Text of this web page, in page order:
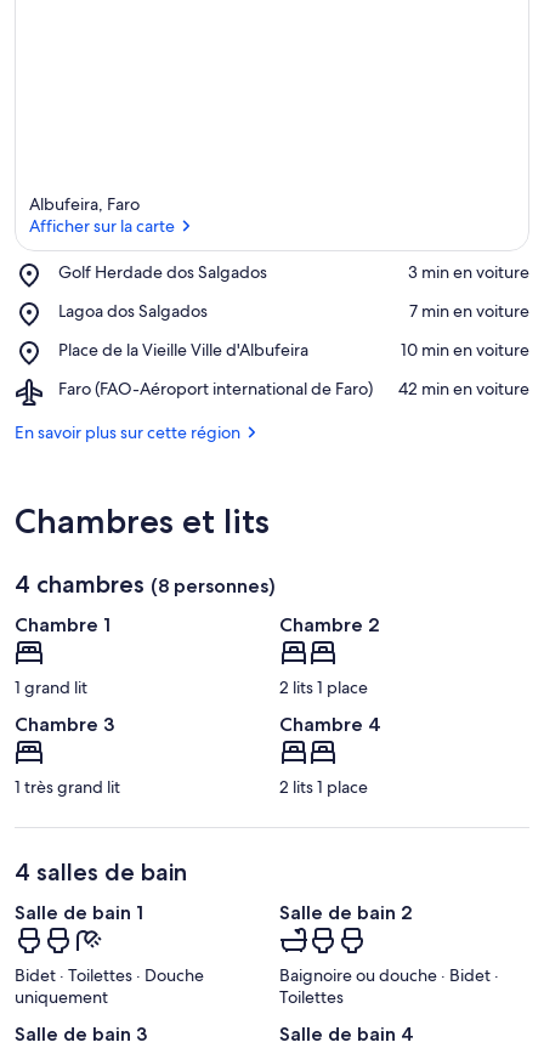
Albufeira, Faro
Afficher sur la carte
Golf Herdade dos Salgados
Place,
Herdade
Salgados
‪3 min en voiture‬
Lagoa dos Salgados
Place,
dos
‪7 min en voiture‬
Place de la Vieille Ville d'Albufeira
Place,
de
Vieille
‪10 min en voiture‬
Faro (FAO-Aéroport international de Faro)
Airport,
(FAO-
Faro)
‪42 min en voiture‬
En savoir plus sur cette région
Chambres et lits
4 chambres (8 personnes)
Chambre 1
1 grand lit
Chambre 2
2 lits 1 place
Chambre 3
1 très grand lit
Chambre 4
2 lits 1 place
4 salles de bain
Salle de bain 1
Bidet · Toilettes · Douche
uniquement
Salle de bain 2
Baignoire ou douche · Bidet ·
Toilettes
Salle de bain 3 Salle de bain 4